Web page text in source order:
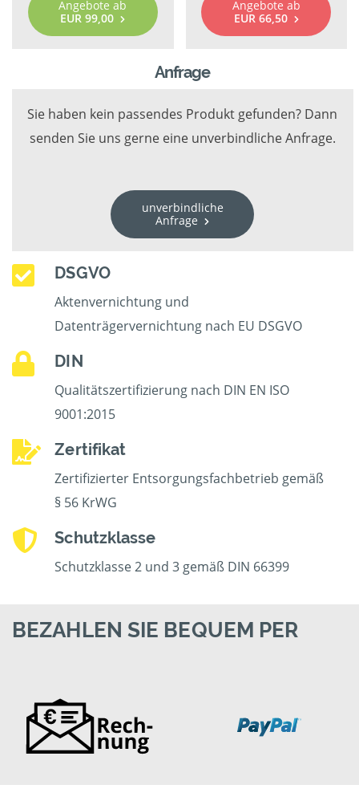
Angebote ab
EUR 99,00
Angebote ab
EUR 66,50
Anfrage
Sie haben kein passendes Produkt gefunden? Dann
senden Sie uns gerne eine unverbindliche Anfrage.
unverbindliche
Anfrage
DSGVO
Aktenvernichtung und
Datenträgervernichtung nach EU DSGVO
DIN
Qualitätszertifizierung nach DIN EN ISO
9001:2015
Zertifikat
Zertifizierter Entsorgungsfachbetrieb gemäß
§ 56 KrWG
Schutzklasse
Schutzklasse 2 und 3 gemäß DIN 66399
BEZAHLEN SIE BEQUEM PER